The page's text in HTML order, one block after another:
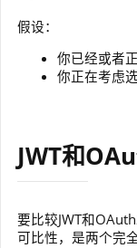
假设：
你已经或者
你正在考虑
JWT和
要比较JWT和
可比性，是两个完